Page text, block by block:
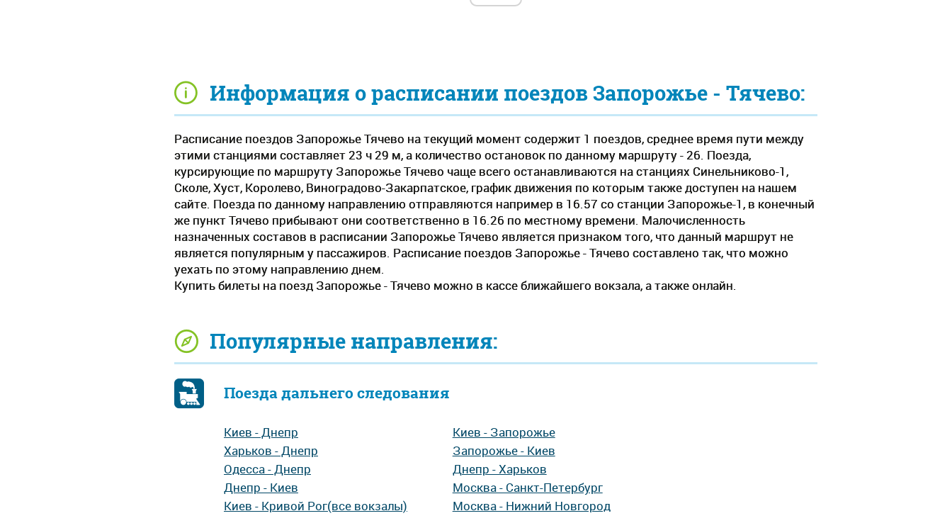
Информация о расписании поездов Запорожье - Тячево:
Расписание поездов Запорожье Тячево на текущий момент содержит 1 поездов, среднее время пути между
этими станциями составляет 23 ч 29 м, а количество остановок по данному маршруту - 26. Поезда,
курсирующие по маршруту Запорожье Тячево чаще всего останавливаются на станциях Синельниково-1,
Сколе, Хуст, Королево, Виноградово-Закарпатское, график движения по которым также доступен на нашем
сайте. Поезда по данному направлению отправляются например в 16.57 со станции Запорожье-1, в конечный
же пункт Тячево прибывают они соответственно в 16.26 по местному времени. Малочисленность
назначенных составов в расписании Запорожье Тячево является признаком того, что данный маршрут не
является популярным у пассажиров. Расписание поездов Запорожье - Тячево составлено так, что можно
уехать по этому направлению днем.
Купить билеты на поезд Запорожье - Тячево можно в кассе ближайшего вокзала, а также онлайн.
Популярные направления:
Поезда дальнего следования
Киев - Днепр
Харьков - Днепр
Одесса - Днепр
Днепр - Киев
Киев - Кривой Рог(все вокзалы)
Киев - Запорожье
Запорожье - Киев
Днепр - Харьков
Москва - Санкт-Петербург
Москва - Нижний Новгород